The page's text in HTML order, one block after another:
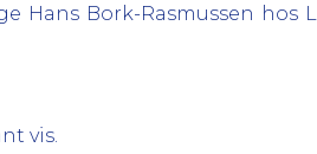
Bork-Rasmussen hos
vis.